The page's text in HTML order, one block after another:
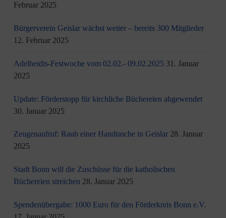
Februar 2025
Bürgerverein Geislar wächst weiter – bereits 300 Mitglieder
12. Februar 2025
Adelheidis-Festwoche vom 02.02.- 09.02.2025 31. Januar
2025
Update: Förderstopp für kirchliche Büchereien abgewendet
30. Januar 2025
Zeugenaufruf: Raub einer Handtasche in Geislar 28. Januar
2025
Stadt Bonn will die Zuschüsse für die katholischen
Büchereien streichen 28. Januar 2025
Spendenübergabe: 1000 Euro für den Förderkreis Bonn e.V.